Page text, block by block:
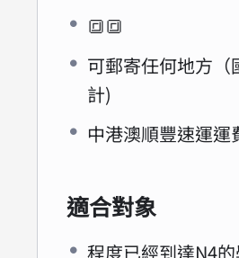
🔳🔳
可郵寄任何地方（
計)
中港澳順豐速運運
適合對象
程度已經到達N4